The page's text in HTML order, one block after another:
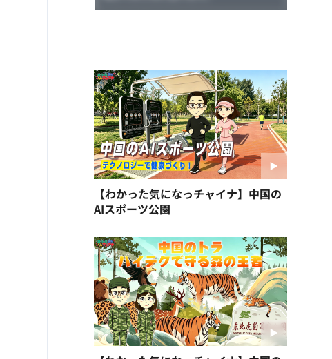
【わかった気になっチャイナ】中国の
AIスポーツ公園